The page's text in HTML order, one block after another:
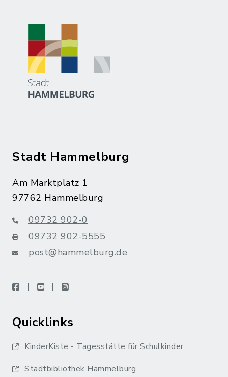
Stadt Hammelburg
Am Marktplatz 1
97762 Hammelburg
09732 902-0
09732 902-5555
post@hammelburg.de
facebookyoutubeinstagram
Quicklinks
KinderKiste - Tagesstätte für Schulkinder
Stadtbibliothek Hammelburg